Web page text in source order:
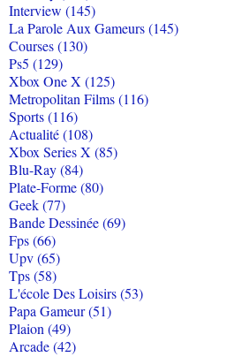
Interview (145)
La Parole Aux Gameurs (145)
Courses (130)
Ps5 (129)
Xbox One X (125)
Metropolitan Films (116)
Sports (116)
Actualité (108)
Xbox Series X (85)
Blu-Ray (84)
Plate-Forme (80)
Geek (77)
Bande Dessinée (69)
Fps (66)
Upv (65)
Tps (58)
L'école Des Loisirs (53)
Papa Gameur (51)
Plaion (49)
Arcade (42)